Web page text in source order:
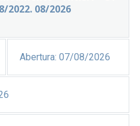
2022. 08/2026
Abertura: 07/08/2026